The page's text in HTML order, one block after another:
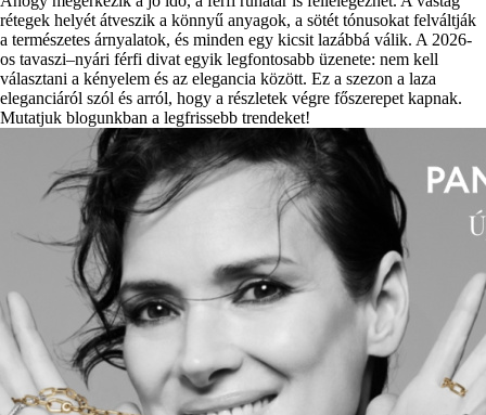
rétegek helyét átveszik a könnyű anyagok, a sötét tónusokat felváltják
a természetes árnyalatok, és minden egy kicsit lazábbá válik. A 2026-
os tavaszi–nyári férfi divat egyik legfontosabb üzenete: nem kell
választani a kényelem és az elegancia között. Ez a szezon a laza
eleganciáról szól és arról, hogy a részletek végre főszerepet kapnak.
Mutatjuk blogunkban a legfrissebb trendeket!